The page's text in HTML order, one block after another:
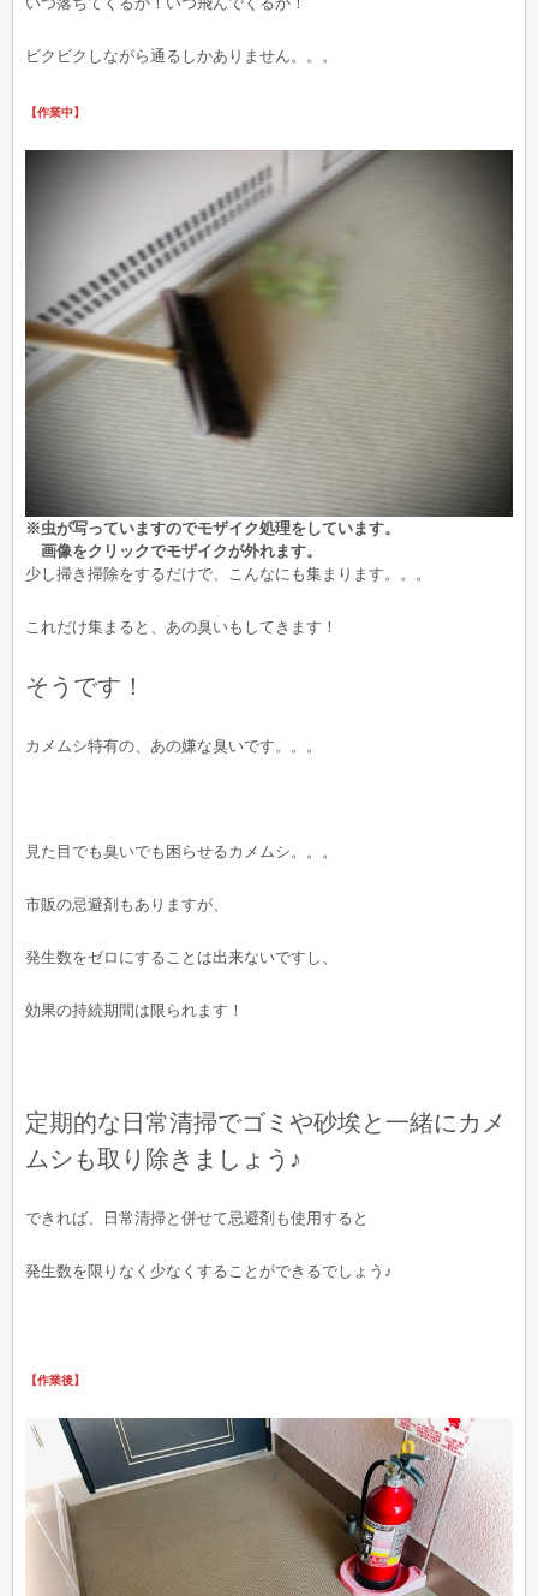
ビクビクしながら通るしかありません。。。
【作業中】
※虫が写っていますのでモザイク処理をしています。
画像をクリックでモザイクが外れます。
少し掃き掃除をするだけで、こんなにも集まります。。。
これだけ集まると、あの臭いもしてきます！
そうです！
カメムシ特有の、あの嫌な臭いです。。。
見た目でも臭いでも困らせるカメムシ。。。
市販の忌避剤もありますが、
発生数をゼロにすることは出来ないですし、
効果の持続期間は限られます！
定期的な日常清掃でゴミや砂埃と一緒にカメ
ムシも取り除きましょう♪
できれば、日常清掃と併せて忌避剤も使用すると
発生数を限りなく少なくすることができるでしょう♪
【作業後】